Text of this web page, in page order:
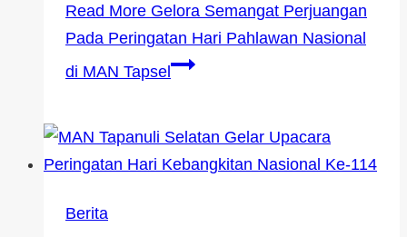
Read More Gelora Semangat Perjuangan
Pada Peringatan Hari Pahlawan Nasional
di MAN Tapsel
Berita